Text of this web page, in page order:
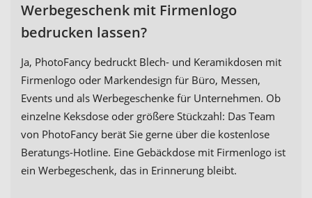
Werbegeschenk mit Firmenlogo
bedrucken lassen?
Ja, PhotoFancy bedruckt Blech- und Keramikdosen mit
Firmenlogo oder Markendesign für Büro, Messen,
Events und als Werbegeschenke für Unternehmen. Ob
einzelne Keksdose oder größere Stückzahl: Das Team
von PhotoFancy berät Sie gerne über die kostenlose
Beratungs-Hotline. Eine Gebäckdose mit Firmenlogo ist
ein Werbegeschenk, das in Erinnerung bleibt.